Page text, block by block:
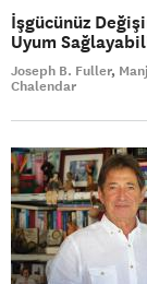
İşgücünüz
Uyum
Joseph B. Fuller
Chalendar